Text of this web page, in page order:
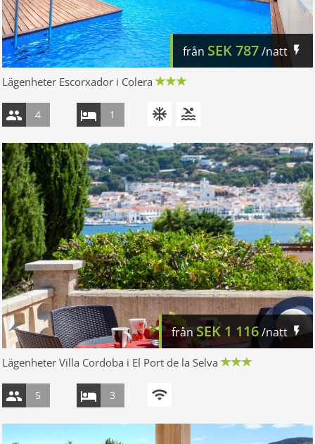
från SEK787/natt
Lägenheter Escorxador i Colera
4 1
frånSEK 1 116/natt
Lägenheter Villa Cordoba i El Port de la Selva
5 3